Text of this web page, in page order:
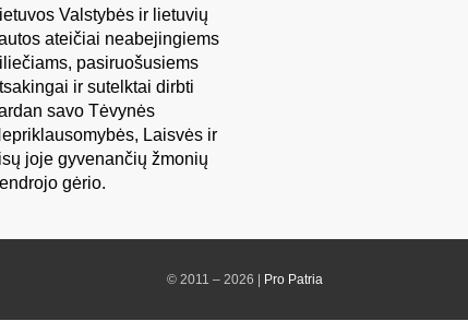
Valstybės ir lietuvių
ateičiai neabejingiems
pasiruošusiems
ir sutelktai dirbti
savo Tėvynės
Laisvės ir
joje gyvenančių žmonių
gėrio.
© 2011 – 2026 | Pro Patria